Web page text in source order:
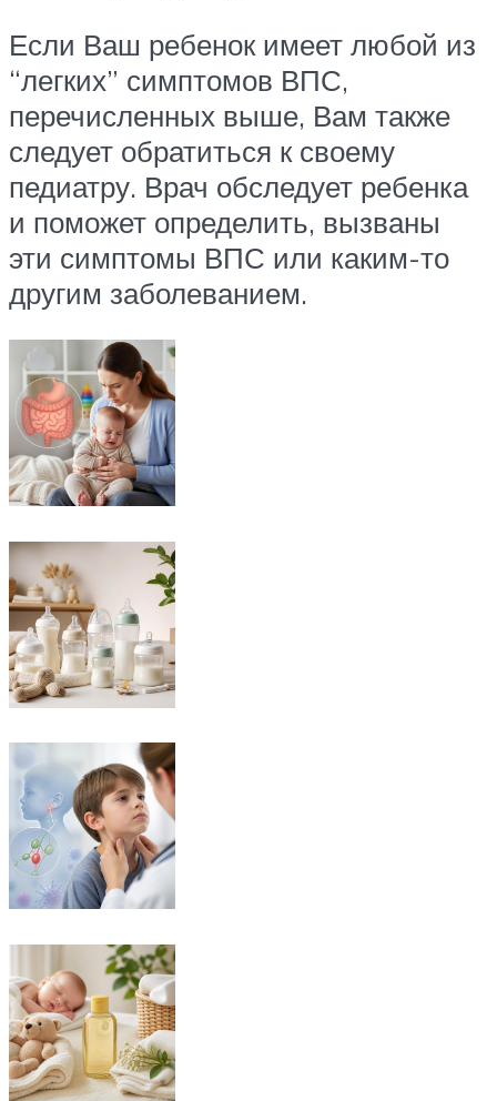
Если Ваш ребенок имеет любой из
“легких” симптомов ВПС,
перечисленных выше, Вам также
следует обратиться к своему
педиатру. Врач обследует ребенка
и поможет определить, вызваны
эти симптомы ВПС или каким-то
другим заболеванием.